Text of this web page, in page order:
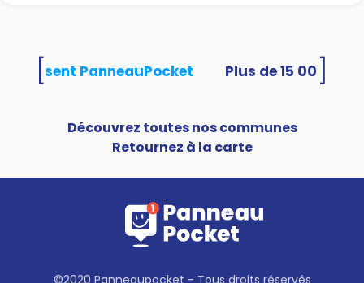
utilisent PanneauPocket
Découvrez toutes nos communes
Retournez à la carte